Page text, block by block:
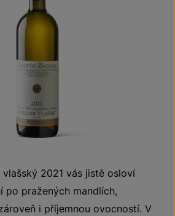
2021 vás jistě osloví
po pražených mandlích,
i příjemnou ovocností. V